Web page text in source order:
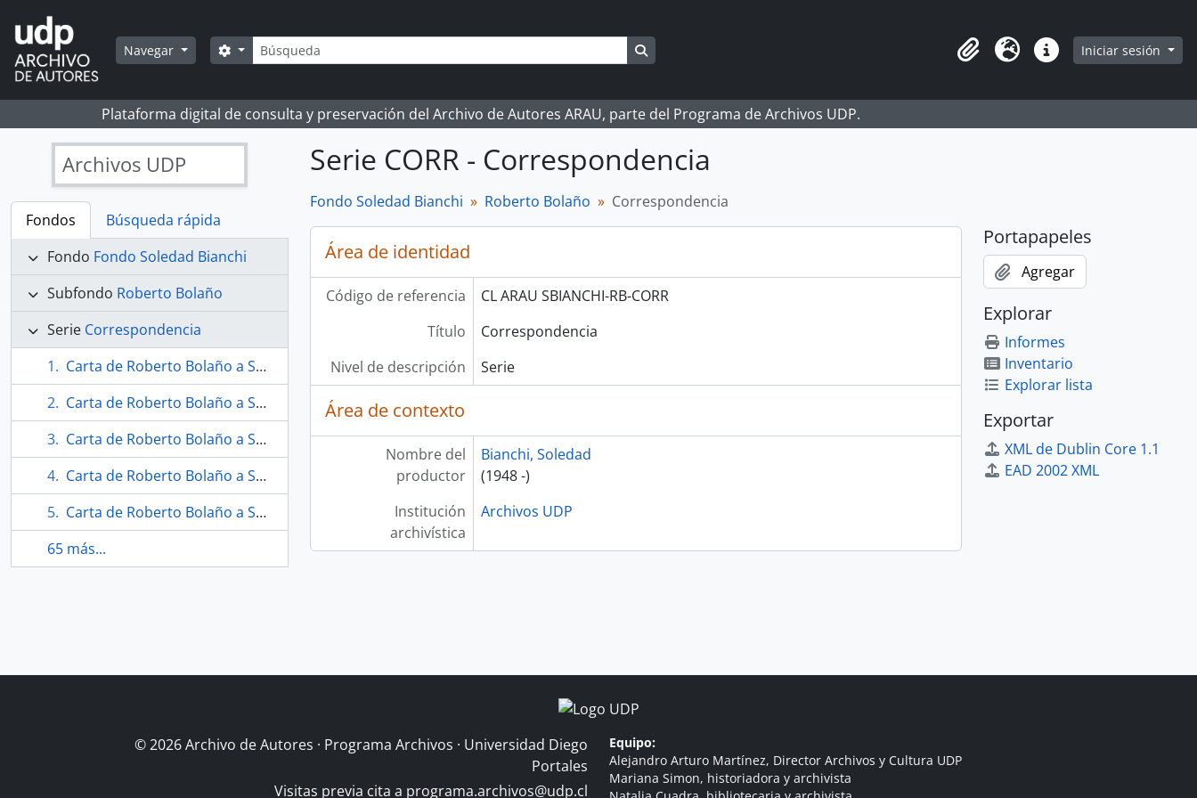
Skip to main content
Navegar Búsqueda
Search options
Portapapeles
Idioma Enlaces rápidos
Iniciar sesión
Plataforma digital de consulta y preservación del Archivo de Autores ARAU, parte del Programa de Archivos UDP.
Archivos UDP
Fondos
Búsqueda rápida
Fondo Fondo Soledad Bianchi
Subfondo Roberto Bolaño
Serie Correspondencia
Carta de Roberto Bolaño a Soledad Bianchi
Carta de Roberto Bolaño a Soledad Bianchi
Carta de Roberto Bolaño a Soledad Bianchi
Carta de Roberto Bolaño a Soledad Bianchi
Carta de Roberto Bolaño a Soledad Bianchi
65 más...
Serie CORR - Correspondencia
Fondo Soledad Bianchi Roberto Bolaño Correspondencia
Área de identidad
Código de referencia
CL ARAU SBIANCHI-RB-CORR
Título
Correspondencia
Nivel de descripción
Serie
Área de contexto
Nombre del
productor
Bianchi, Soledad
(1948 -)
Institución
archivística
Archivos UDP
Portapapeles
Agregar
Explorar
Informes
Inventario
Explorar lista
Exportar
XML de Dublin Core 1.1
EAD 2002 XML
© 2026 Archivo de Autores · Programa Archivos · Universidad Diego
Portales
Visitas previa cita a programa.archivos@udp.cl
Equipo:
Alejandro Arturo Martínez, Director Archivos y Cultura UDP
Mariana Simon, historiadora y archivista